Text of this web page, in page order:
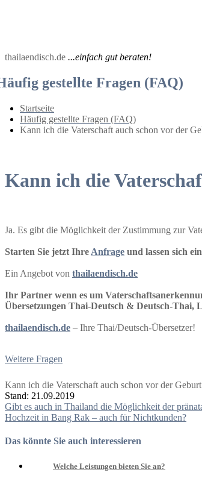
thailaendisch.de ...einfach gut beraten!
gestellte Fragen (FAQ)
Startseite
Häufig gestellte Fragen (FAQ)
Kann ich die Vaterschaft auch schon vor der
Kann ich die
Ja. Es gibt die Möglichkeit der Zustimmung zur
Starten Sie jetzt Ihre Anfrage und lassen sich
Ein Angebot von thailaendisch.de
Ihr Partner wenn es um
Übersetzungen Thai-Deutsch & Deutsch-Thai,
thailaendisch.de – Ihre Thai/Deutsch-Übersetzer!
Weitere Fragen
Kann ich die Vaterschaft auch schon vor der
Stand: 21.09.2019
Beitragsnavigation
Gibt es auch in Thailand die Möglichkeit der
Hochzeit in Bang Rak – auch für Nichtkunden?
Das könnte Sie auch interessieren
Welche Leistungen bieten Sie an?